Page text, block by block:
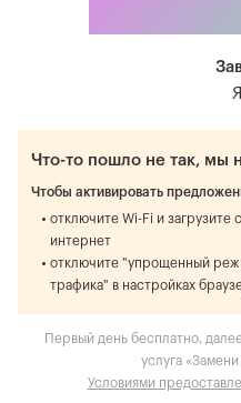
Что-то пошло не так, мы
Чтобы активировать
отключите Wi-Fi и загрузите
интернет
отключите "упрощенный
трафика" в настройках
Первый день бесплатно,
услуга
Условиями